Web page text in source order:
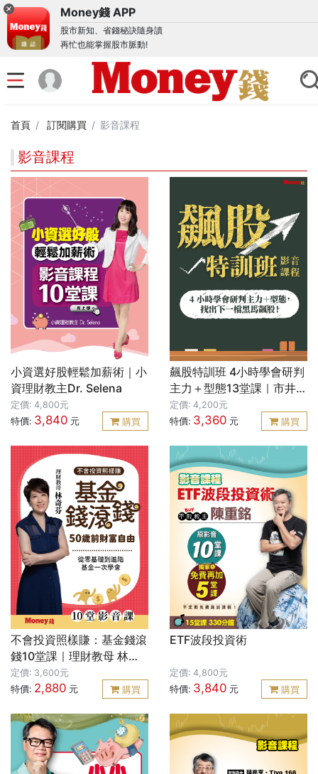
Money錢 APP
股市新知、省錢秘訣隨身讀
再忙也能掌握股市脈動!
首頁 訂閱購買 影音課程
影音課程
小資選好股輕鬆加薪術｜小
資理財教主Dr. Selena
定價: 4,800元
特價: 3,840 元 購買
飆股特訓班 4小時學會研判
主力＋型態13堂課｜市井股
神 郭勝
定價: 4,200元
特價: 3,360 元 購買
不會投資照樣賺：基金錢滾
錢10堂課｜理財教母 林奇
芬
定價: 3,600元
特價: 2,880 元 購買
ETF波段投資術
定價: 4,800元
特價: 3,840 元 購買